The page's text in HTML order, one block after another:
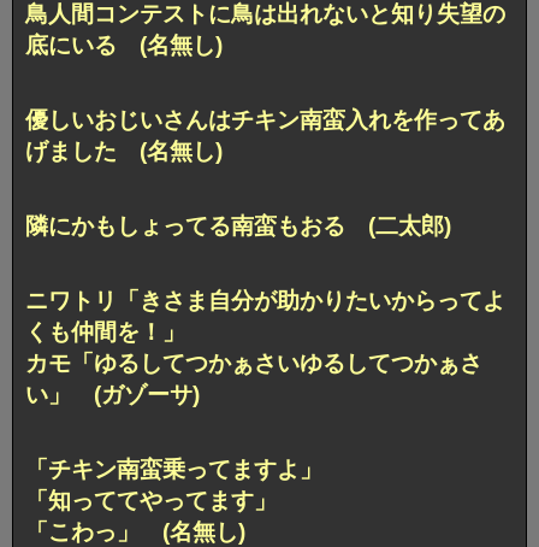
鳥人間コンテストに鳥は出れないと知り失望の
底にいる (名無し)
優しいおじいさんはチキン南蛮入れを作ってあ
げました (名無し)
隣にかもしょってる南蛮もおる (二太郎)
ニワトリ「きさま自分が助かりたいからってよ
くも仲間を！」
カモ「ゆるしてつかぁさいゆるしてつかぁさ
い」 (ガゾーサ)
「チキン南蛮乗ってますよ」
「知っててやってます」
「こわっ」 (名無し)